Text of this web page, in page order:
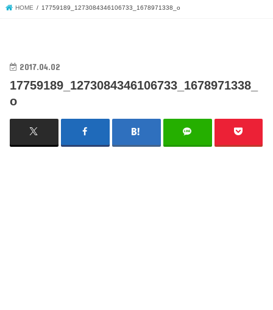
HOME 17759189_1273084346106733_1678971338_o
2017.04.02
17759189_1273084346106733_1678971338_
o